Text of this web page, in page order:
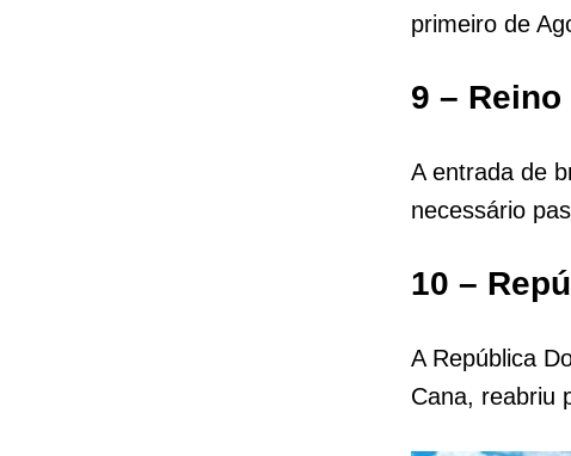
primeiro de
9 –
A entrada de
necessário
10 –
A República
Cana, reabriu